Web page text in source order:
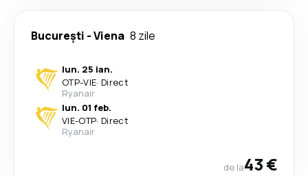
București -Viena 8 zile
lun. 25 ian.
OTP-VIE· Direct
Ryanair
lun. 01 feb.
VIE-OTP· Direct
Ryanair
de la43 €